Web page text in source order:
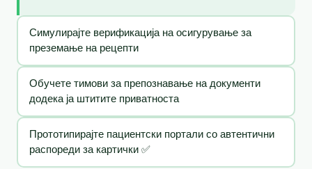
Симулирајте верификација на осигурување за
преземање на рецепти
Обучете тимови за препознавање на документи
додека ја штитите приватноста
Прототипирајте пациентски портали со автентични
распореди за картички ✅